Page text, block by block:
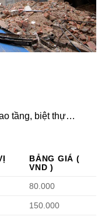
tầng, biệt thự…
BẢNG GIÁ (
VND )
80.000
150.000